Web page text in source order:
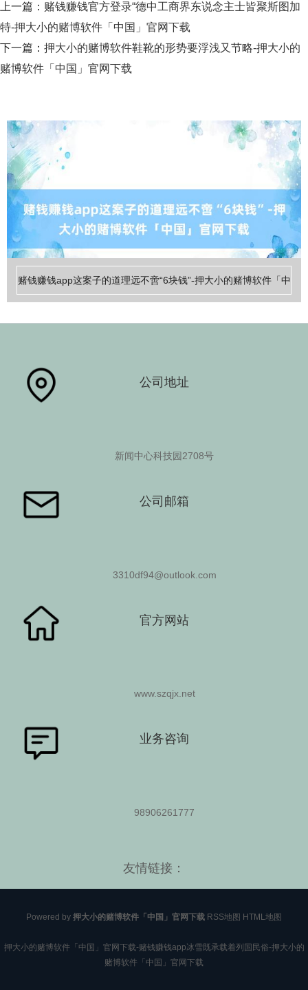
上一篇： 赌钱赚钱官方登录“德中工商界东说念主士皆聚斯图加
特-押大小的赌博软件「中国」官网下载
下一篇： 押大小的赌博软件鞋靴的形势要浮浅又节略-押大小的
赌博软件「中国」官网下载
赌钱赚钱app这案子的道理远不啻“6块钱”-押大小的赌博软件「中
查看更多
公司地址
新闻中心科技园2708号
公司邮箱
3310df94@outlook.com
官方网站
www.szqjx.net
业务咨询
98906261777
友情链接：
Powered by 押大小的赌博软件「中国」官网下载 RSS地图 HTML地图
押大小的赌博软件「中国」官网下载-赌钱赚钱app冰雪既承载着列国民俗-押大小的
赌博软件「中国」官网下载